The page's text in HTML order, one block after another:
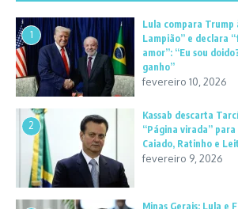
1
Lula compara Trump
Lampião” e declara
amor”: “Eu sou
ganho”
fevereiro 10, 2026
2
Kassab descarta
“Página virada”
Caiado, Ratinho e
fevereiro 9, 2026
Minas Gerais: Lula e